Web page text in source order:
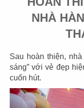
NHÀ
Sau hoàn thiện,
sáng” với vẻ đẹp
cuốn hút.
DON CHICKEN
Thảo Điền, Q.2